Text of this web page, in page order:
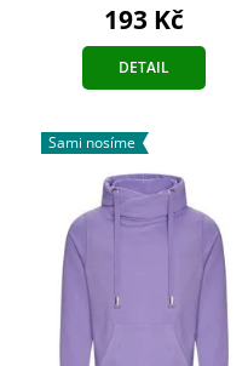
193 Kč
DETAIL
Sami nosíme